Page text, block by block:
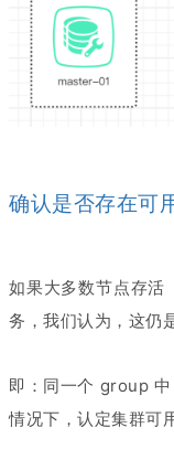
确认是否存在可
如果大多数节点存
务，我们认为，这仍
即：同一个 group
情况下，认定集群可用